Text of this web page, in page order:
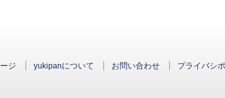
ジ yukipanについて お問い合わせ プライバシ